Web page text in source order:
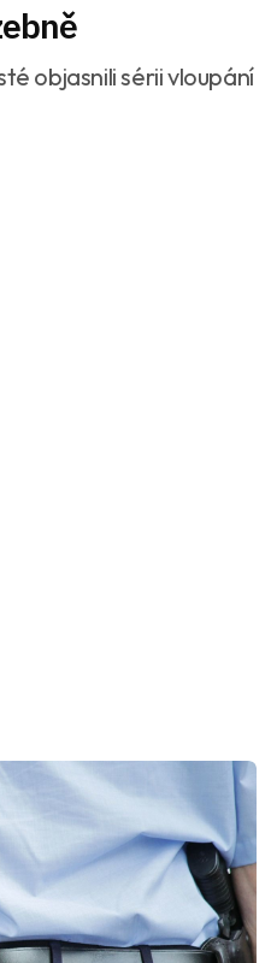
objasnili sérii vloupání